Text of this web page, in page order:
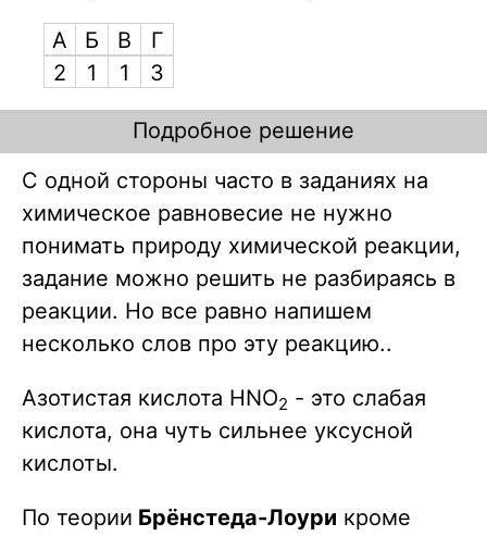
А Б В
Г
2
1 1 3
Подробное решение
С одной стороны часто в заданиях на
химическое равновесие не нужно
понимать природу химической реакции,
задание можно решить не разбираясь в
реакции. Но все равно напишем
несколько слов про эту реакцию..
Азотистая кислота HNO2 - это слабая
кислота, она чуть сильнее уксусной
кислоты.
По теории Брёнстеда-Лоури кроме